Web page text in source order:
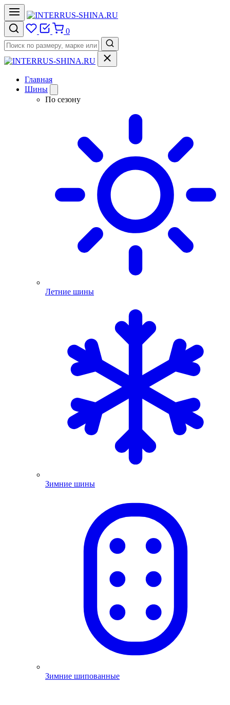
0
Главная
Шины
По сезону
Летние шины
Зимние шины
Зимние шипованные